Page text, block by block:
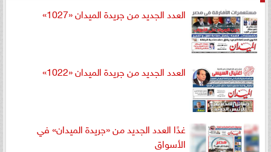
العدد الجديد من جريدة الميدان «1027»
العدد الجديد من جريدة الميدان «1022»
غدًا العدد الجديد من «جريدة الميدان» في
الأسواق